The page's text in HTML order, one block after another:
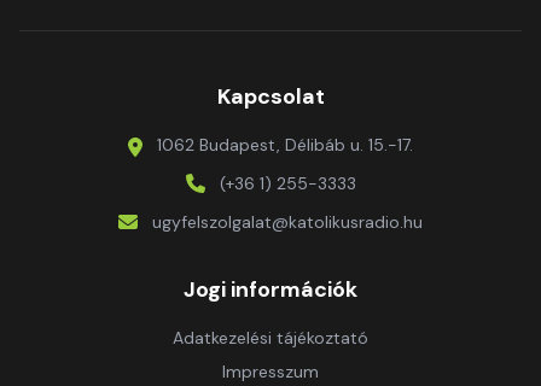
Kapcsolat
1062 Budapest, Délibáb u. 15.-17.
(+36 1) 255-3333
ugyfelszolgalat@katolikusradio.hu
Jogi információk
Adatkezelési tájékoztató
Impresszum